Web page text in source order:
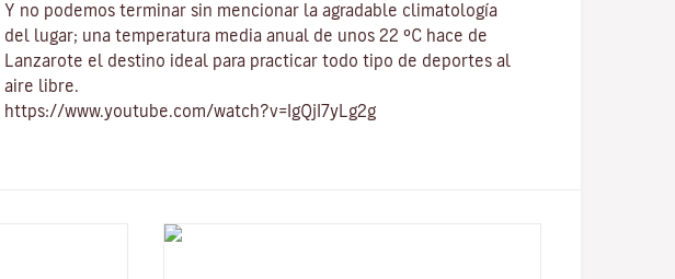
Y no podemos terminar sin mencionar la agradable climatología
del lugar; una temperatura media anual de unos 22 ºC hace de
Lanzarote el destino ideal para practicar todo tipo de deportes al
aire libre
https://www.youtube.com/watch?v=IgQjI7yLg2g